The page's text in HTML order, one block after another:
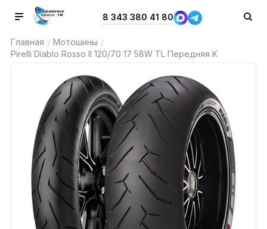
8 343 380 41 80
Главная / Мотошины /
Pirelli Diablo Rosso II 120/70 17 58W TL Передняя K